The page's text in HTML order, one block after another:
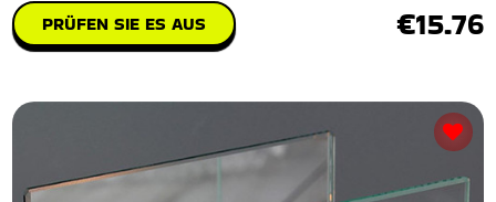
PRÜFEN SIE ES AUS €15.76